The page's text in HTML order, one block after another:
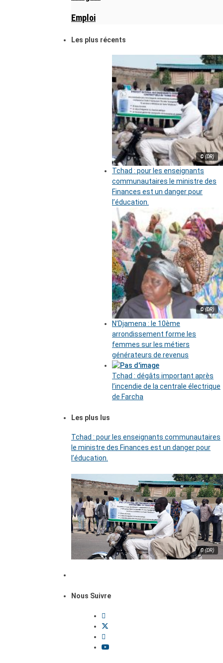
Emploi
Les plus récents
© (DR)
Tchad : pour les enseignants
communautaires le ministre des
Finances est un danger pour
l’éducation.
© (DR)
N’Djamena : le 10ème
arrondissement forme les
femmes sur les métiers
générateurs de revenus
Tchad : dégâts important après
l’incendie de la centrale électrique
de Farcha
Les plus lus
Tchad : pour les enseignants communautaires
le ministre des Finances est un danger pour
l’éducation.
© (DR)
Nous Suivre